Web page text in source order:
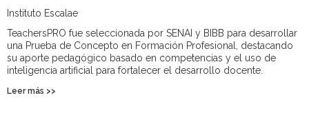
Instituto Escalae
TeachersPRO fue seleccionada por SENAI y BIBB para desarrollar
una Prueba de Concepto en Formación Profesional, destacando
su aporte pedagógico basado en competencias y el uso de
inteligencia artificial para fortalecer el desarrollo docente.
Leer más >>